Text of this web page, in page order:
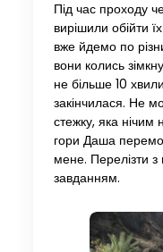
Під час проходу
вирішили обійти
вже йдемо по
вони колись
не більше 10
закінчилася. Не
стежку, яка нічим
гори Даша
мене. Перелізти
завданням.